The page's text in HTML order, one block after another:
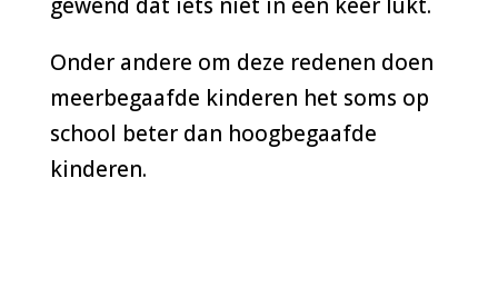
Onder andere om deze redenen doen
meerbegaafde kinderen het soms op
school beter dan hoogbegaafde
kinderen.